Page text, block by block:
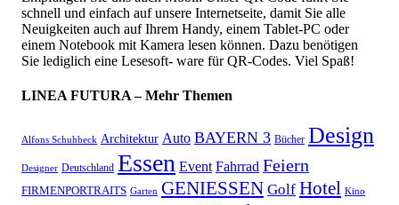
schnell und einfach auf unsere Internetseite, damit Sie alle
Neuigkeiten auch auf Ihrem Handy, einem Tablet-PC oder
einem Notebook mit Kamera lesen können. Dazu benötigen
Sie lediglich eine Lesesoft- ware für QR-Codes. Viel Spaß!
LINEA FUTURA – Mehr Themen
Alfons Schuhbeck Architektur Auto BAYERN 3 Bücher Design
Designer Deutschland Essen Event Fahrrad Feiern
FIRMENPORTRAITS Garten GENIESSEN Golf Hotel Kino